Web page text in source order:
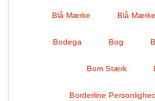
Blå Mærke Blå
Bodega Bog
Bom Stærk
Borderline